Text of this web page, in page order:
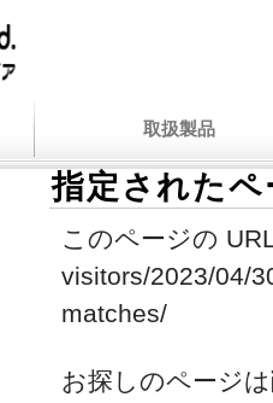
取扱製品
指定された
このページの
visitors/2023/04/
matches/
お探しのページ